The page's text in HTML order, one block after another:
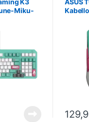
Miku-